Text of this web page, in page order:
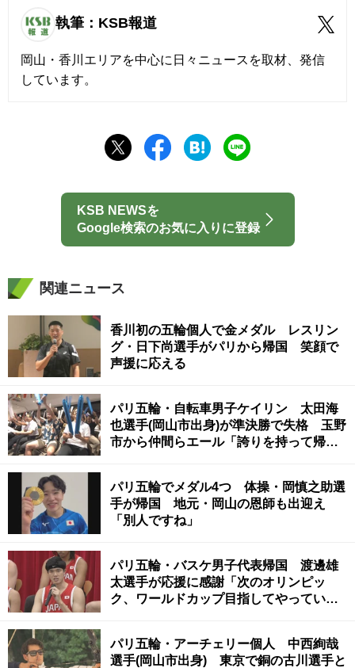
執筆：KSB報道
岡山・香川エリアを中心に日々ニュースを取材、発信
しています。
KSB NEWSを
Google検索のお気に入りに登録
関連ニュース
香川初の五輪個人で金メダル レスリン
グ・日下尚選手がパリから帰国 笑顔で
声援に応える
パリ五輪・自転車男子ケイリン 太田海
也選手(岡山市出身)が準決勝で失格 玉野
市から仲間らエール「誇りを持って帰っ
パリ五輪でメダル4つ 体操・岡慎之助選
手が帰国 地元・岡山の恩師も出迎え
「別人ですね」
パリ五輪・バスケ男子代表帰国 渡邊雄
太選手が応援に感謝「次のオリンピッ
ク、ワールドカップ目指してやっていき
パリ五輪・アーチェリー個人 中西絢哉
選手(岡山市出身) 東京で銅の古川選手と